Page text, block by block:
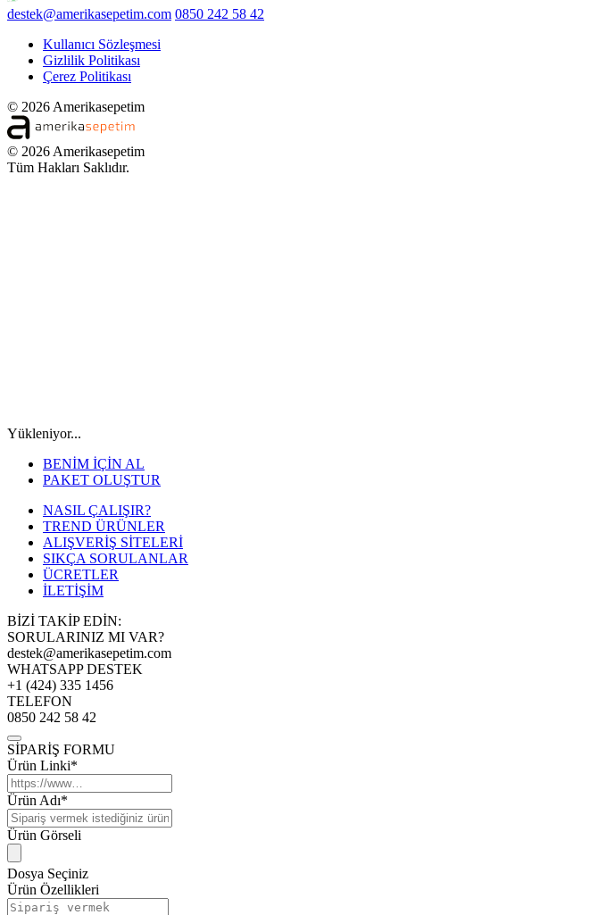
destek@amerikasepetim.com 0850 242 58 42
Kullanıcı Sözleşmesi
Gizlilik Politikası
Çerez Politikası
© 2026 Amerikasepetim
© 2026 Amerikasepetim
Tüm Hakları Saklıdır.
Yükleniyor...
BENİM İÇİN AL
PAKET OLUŞTUR
NASIL ÇALIŞIR?
TREND ÜRÜNLER
ALIŞVERİŞ SİTELERİ
SIKÇA SORULANLAR
ÜCRETLER
İLETİŞİM
BİZİ TAKİP EDİN:
SORULARINIZ MI VAR?
destek@amerikasepetim.com
WHATSAPP DESTEK
+1 (424) 335 1456
TELEFON
0850 242 58 42
SİPARİŞ FORMU
Ürün Linki*
Ürün Adı*
Ürün Görseli
Dosya Seçiniz
Ürün Özellikleri